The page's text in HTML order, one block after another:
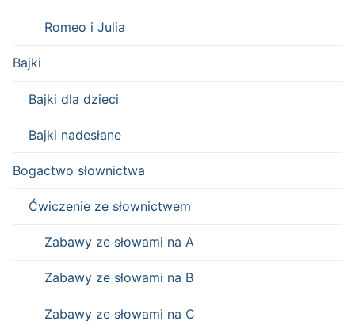
Romeo i Julia
Bajki
Bajki dla dzieci
Bajki nadesłane
Bogactwo słownictwa
Ćwiczenie ze słownictwem
Zabawy ze słowami na A
Zabawy ze słowami na B
Zabawy ze słowami na C